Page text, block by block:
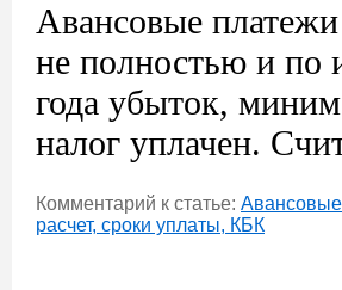
Авансовые
не полностью и по
года убыток,
налог уплачен.
Комментарий к статье:
расчет, сроки уплаты, КБК